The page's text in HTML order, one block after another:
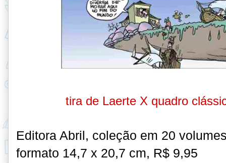
tira de Laerte X quadro
Editora Abril, coleção em 20
formato 14,7 x 20,7 cm, R$ 9,95